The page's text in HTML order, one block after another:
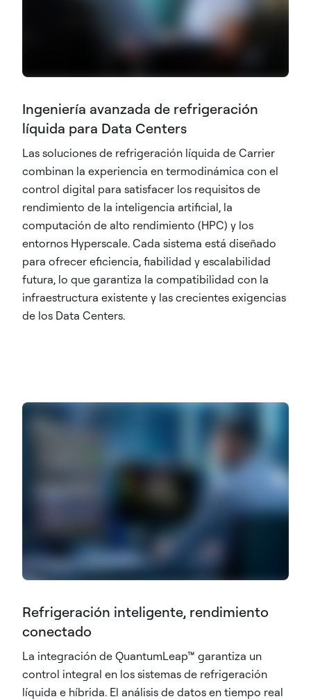
Ingeniería avanzada de refrigeración
líquida para Data Centers
Las soluciones de refrigeración líquida de Carrier
combinan la experiencia en termodinámica con el
control digital para satisfacer los requisitos de
rendimiento de la inteligencia artificial, la
computación de alto rendimiento (HPC) y los
entornos Hyperscale. Cada sistema está diseñado
para ofrecer eficiencia, fiabilidad y escalabilidad
futura, lo que garantiza la compatibilidad con la
infraestructura existente y las crecientes exigencias
de los Data Centers.
Refrigeración inteligente, rendimiento
conectado
La integración de QuantumLeap™ garantiza un
control integral en los sistemas de refrigeración
líquida e híbrida. El análisis de datos en tiempo real